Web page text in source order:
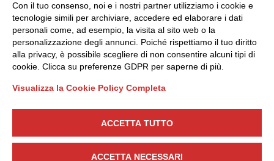
Partner
Finanziamenti e bandi
Internazionalizzazione
News & Eventi
Privacy
Seguici
CONTATTACI
Con il tuo consenso, noi e i nostri partner utilizziamo i cookie e
tecnologie simili per archiviare, accedere ed elaborare i dati
personali come, ad esempio, la visita al sito web o la
personalizzazione degli annunci. Poiché rispettiamo il tuo diritto
alla privacy, è possibile scegliere di non consentire alcuni tipi di
cookie. Clicca su preferenze GDPR per saperne di più.
Visualizza la Cookie Policy Completa
ACCETTA TUTTO
ACCETTA NECESSARI